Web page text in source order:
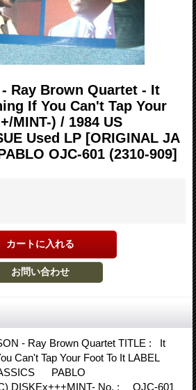
- Ray Brown Quartet - It
If You Can't Tap Your
MINT-) / 1984 US
Used LP [ORIGINAL JA
OJC-601 (2310-909]
- Ray Brown Quartet TITLE : It
Can't Tap Your Foot To It LABEL
PABLO
DISKEx+++MINT- No. : OJC-601